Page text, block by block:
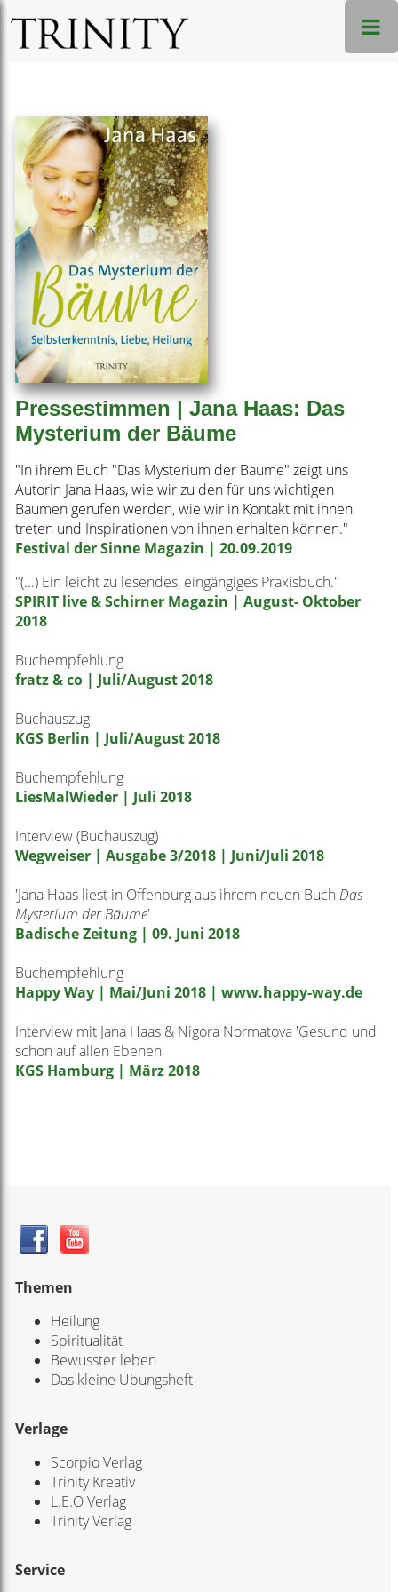
Pressestimmen | Jana Haas: Das
Mysterium der Bäume
"In ihrem Buch "Das Mysterium der Bäume" zeigt uns
Autorin Jana Haas, wie wir zu den für uns wichtigen
Bäumen gerufen werden, wie wir in Kontakt mit ihnen
treten und Inspirationen von ihnen erhalten können."
Festival der Sinne Magazin | 20.09.2019
"(...) Ein leicht zu lesendes, eingängiges Praxisbuch."
SPIRIT live & Schirner Magazin | August- Oktober
2018
Buchempfehlung
fratz & co | Juli/August 2018
Buchauszug
KGS Berlin | Juli/August 2018
Buchempfehlung
LiesMalWieder | Juli 2018
Interview (Buchauszug)
Wegweiser | Ausgabe 3/2018 | Juni/Juli 2018
'Jana Haas liest in Offenburg aus ihrem neuen Buch Das
Mysterium der Bäume'
Badische Zeitung | 09. Juni 2018
Buchempfehlung
Happy Way | Mai/Juni 2018 | www.happy-way.de
Interview mit Jana Haas & Nigora Normatova 'Gesund und
schön auf allen Ebenen'
KGS Hamburg | März 2018
Themen
Heilung
Spiritualität
Bewusster leben
Das kleine Übungsheft
Verlage
Scorpio Verlag
Trinity Kreativ
L.E.O Verlag
Trinity Verlag
Service